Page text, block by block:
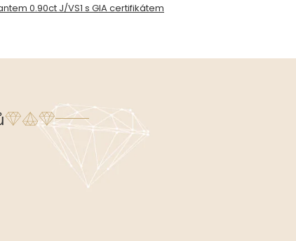
0.90ct J/VS1 s GIA certifikátem